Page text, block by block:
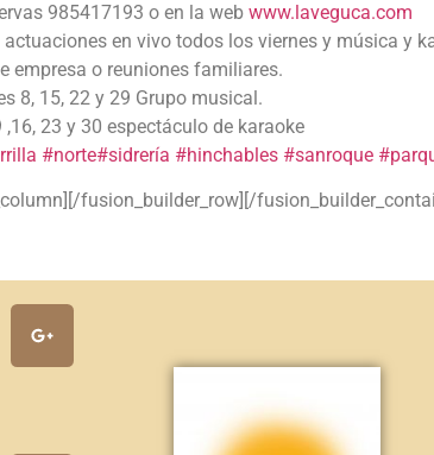
985417193 o en la web www.laveguca.com
en vivo todos los viernes y música y
empresa o reuniones familiares.
8, 15, 22 y 29 Grupo musical.
,16, 23 y 30 espectáculo de karaoke
#norte#sidrería #hinchables #sanroque #
fusion_builder_row][/